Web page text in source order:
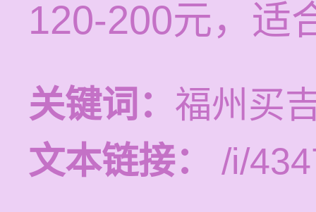
120-200元，适
关键词： 福州买
文本链接：
/i/